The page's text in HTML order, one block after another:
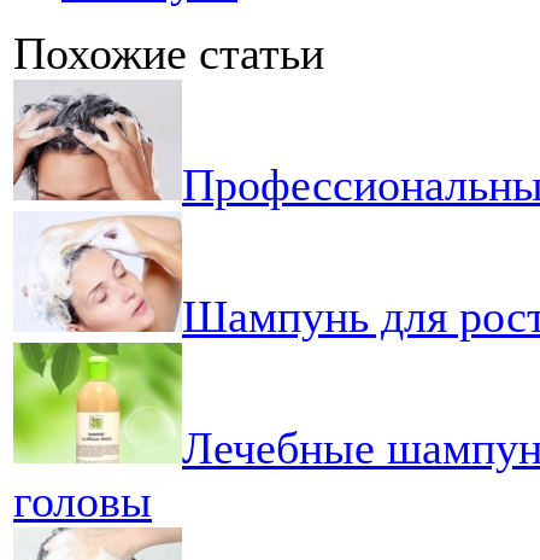
Похожие статьи
Шампунь для
Лечебные
головы